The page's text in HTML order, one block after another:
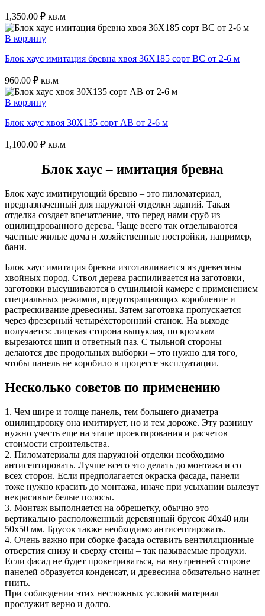
1,350.00 ₽ кв.м
В корзину
Блок хаус имитация бревна хвоя 36Х185 сорт BC от 2-6 м
960.00 ₽ кв.м
В корзину
Блок хаус хвоя 30Х135 сорт АВ от 2-6 м
1,100.00 ₽ кв.м
Блок хаус – имитация бревна
Блок хаус имитирующий бревно – это пиломатериал,
предназначенный для наружной отделки зданий. Такая
отделка создает впечатление, что перед нами сруб из
оцилиндрованного дерева. Чаще всего так отделываются
частные жилые дома и хозяйственные постройки, например,
бани.
Блок хаус имитация бревна изготавливается из древесины
хвойных пород. Ствол дерева распиливается на заготовки,
заготовки высушиваются в сушильной камере с применением
специальных режимов, предотвращающих коробление и
растрескивание древесины. Затем заготовка пропускается
через фрезерный четырёхсторонний станок. На выходе
получается: лицевая сторона выпуклая, по кромкам
вырезаются шип и ответный паз. С тыльной стороны
делаются две продольных выборки – это нужно для того,
чтобы панель не коробило в процессе эксплуатации.
Несколько советов по применению
1. Чем шире и толще панель, тем большего диаметра
оцилиндровку она имитирует, но и тем дороже. Эту разницу
нужно учесть еще на этапе проектирования и расчетов
стоимости строительства.
2. Пиломатериалы для наружной отделки необходимо
антисептировать. Лучше всего это делать до монтажа и со
всех сторон. Если предполагается окраска фасада, панели
тоже нужно красить до монтажа, иначе при усыхании вылезут
некрасивые белые полосы.
3. Монтаж выполняется на обрешетку, обычно это
вертикально расположенный деревянный брусок 40х40 или
50х50 мм. Брусок также необходимо антисептировать.
4. Очень важно при сборке фасада оставить вентиляционные
отверстия снизу и сверху стены – так называемые продухи.
Если фасад не будет проветриваться, на внутренней стороне
панелей образуется конденсат, и древесина обязательно начнет
гнить.
При соблюдении этих несложных условий материал
прослужит верно и долго.